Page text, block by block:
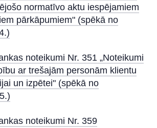
normatīvo aktu iespējamiem
pārkāpumiem" (spēkā no
noteikumi Nr. 351 „Noteikumi
ar trešajām personām klientu
un izpētei" (spēkā no
noteikumi Nr. 359